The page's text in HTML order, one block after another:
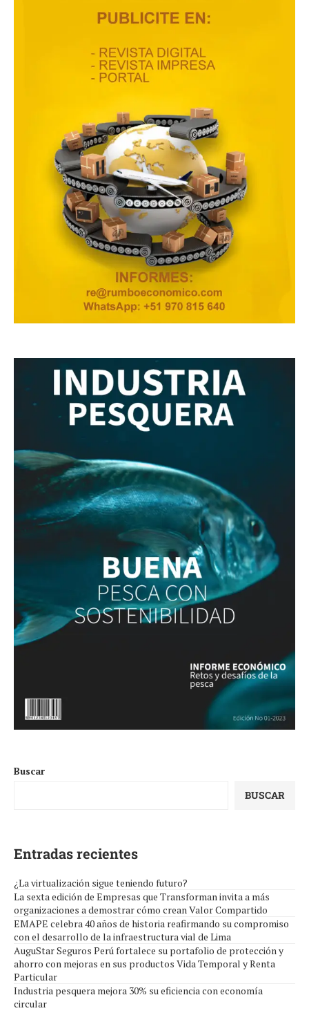
Buscar
BUSCAR
Entradas recientes
¿La virtualización sigue teniendo futuro?
La sexta edición de Empresas que Transforman invita a más
organizaciones a demostrar cómo crean Valor Compartido
EMAPE celebra 40 años de historia reafirmando su compromiso
con el desarrollo de la infraestructura vial de Lima
AuguStar Seguros Perú fortalece su portafolio de protección y
ahorro con mejoras en sus productos Vida Temporal y Renta
Particular
Industria pesquera mejora 30% su eficiencia con economía
circular